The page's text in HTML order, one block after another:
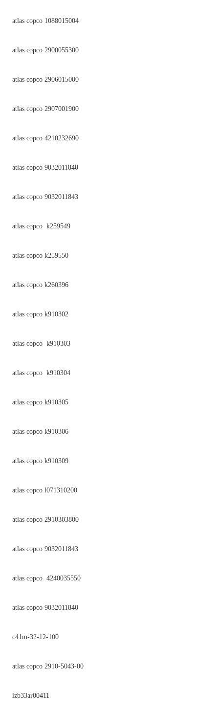
atlas copco 1088015004
atlas copco 2900055300
atlas copco 2906015000
atlas copco 2907001900
atlas copco 4210232690
atlas copco 9032011840
atlas copco 9032011843
atlas copco k259549
atlas copco k259550
atlas copco k260396
atlas copco k910302
atlas copco k910303
atlas copco k910304
atlas copco k910305
atlas copco k910306
atlas copco k910309
atlas copco l071310200
atlas copco 2910303800
atlas copco 9032011843
atlas copco 4240035550
atlas copco 9032011840
c41m-32-12-100
atlas copco 2910-5043-00
lzb33ar00411